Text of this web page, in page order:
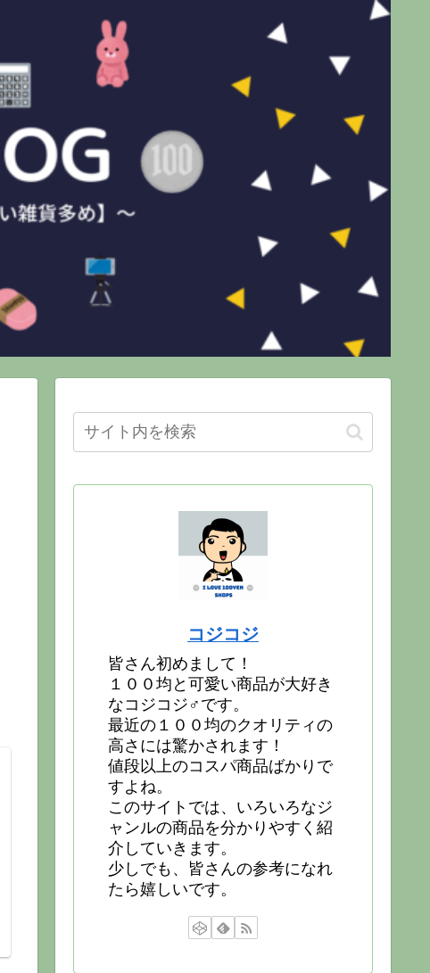
コジコジ
皆さん初めまして！
１００均と可愛い商品が大好き
なコジコジ♂です。
最近の１００均のクオリティの
高さには驚かされます！
値段以上のコスパ商品ばかりで
すよね。
このサイトでは、いろいろなジ
ャンルの商品を分かりやすく紹
介していきます。
少しでも、皆さんの参考になれ
たら嬉しいです。